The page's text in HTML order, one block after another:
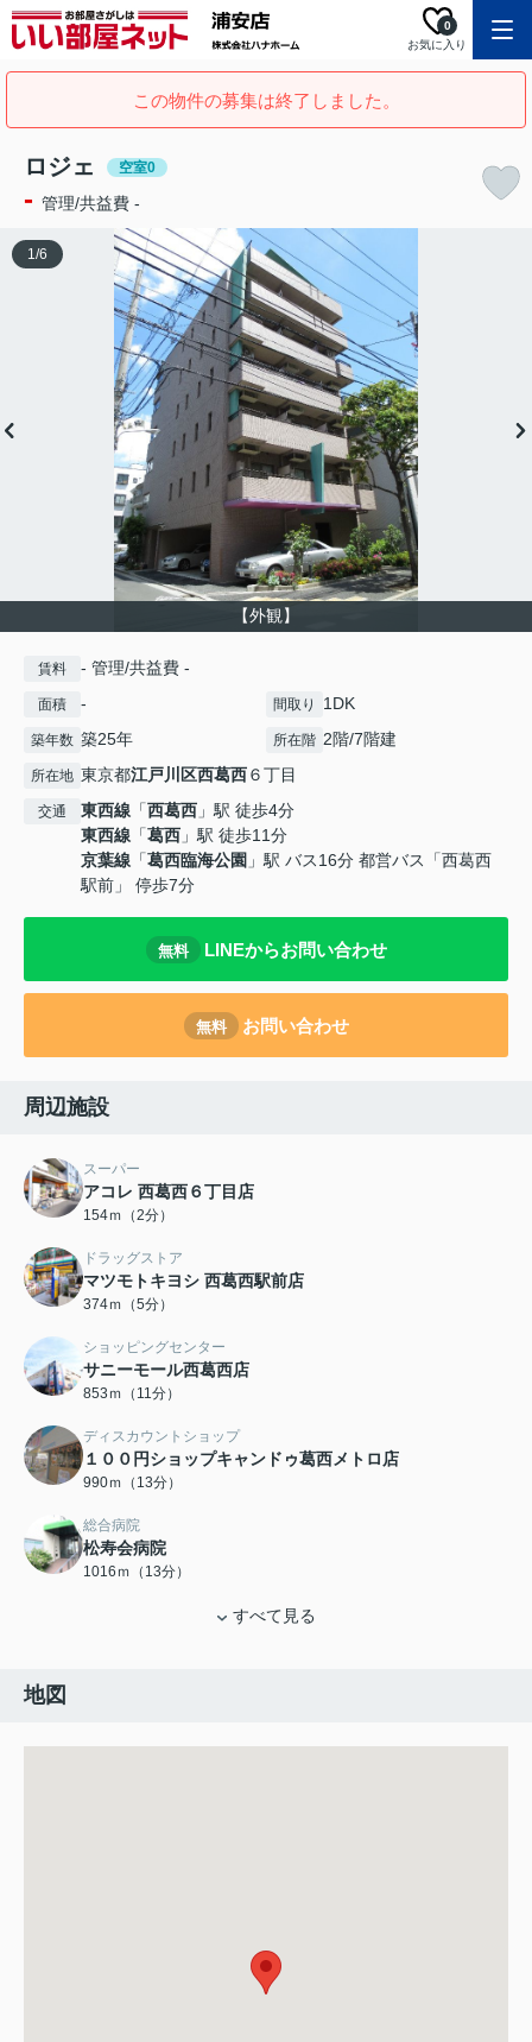
お気に入り
0
この物件の募集は終了しました。
ロジェ 空室0
- 管理/共益費 -
【外観】
1/6
賃料 - 管理/共益費 -
面積 - 間取り 1DK
築年数 築25年 所在階 2階/7階建
所在地 東京都江戸川区西葛西６丁目
交通 東西線 「西葛西 」駅 徒歩4分
東西線 「葛西 」駅 徒歩11分
京葉線 「葛西臨海公園 」駅 バス16分 都営バス「西葛西
駅前」 停歩7分
無料 LINEからお問い合わせ
無料 お問い合わせ
周辺施設
スーパー
アコレ 西葛西６丁目店
154ｍ（2分）
ドラッグストア
マツモトキヨシ 西葛西駅前店
374ｍ（5分）
ショッピングセンター
サニーモール西葛西店
853ｍ（11分）
ディスカウントショップ
１００円ショップキャンドゥ葛西メトロ店
990ｍ（13分）
総合病院
松寿会病院
1016ｍ（13分）
すべて見る
地図